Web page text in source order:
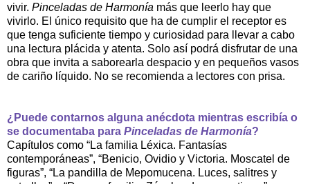
vivir. Pinceladas de Harmonía más que leerlo hay que
vivirlo. El único requisito que ha de cumplir el receptor es
que tenga suficiente tiempo y curiosidad para llevar a cabo
una lectura plácida y atenta. Solo así podrá disfrutar de una
obra que invita a saborearla despacio y en pequeños vasos
de cariño líquido. No se recomienda a lectores con prisa.
¿Puede contarnos alguna anécdota mientras escribía o
se documentaba para Pinceladas de Harmonía?
Capítulos como “La familia Léxica. Fantasías
contemporáneas”, “Benicio, Ovidio y Victoria. Moscatel de
figuras”, “La pandilla de Mepomucena. Luces, salitres y